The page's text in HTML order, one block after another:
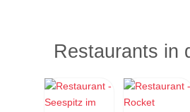
Restaurants in